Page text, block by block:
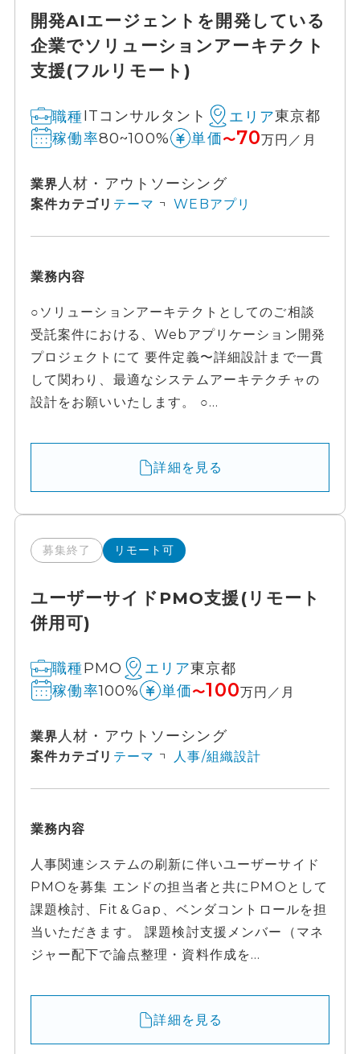
開発AIエージェントを開発している
企業でソリューションアーキテクト
支援(フルリモート)
職種ITコンサルタント エリア東京都
稼働率80~100% 単価〜70万円／月
業界 人材・アウトソーシング
案件カテゴリ テーマ WEBアプリ
業務内容
○ソリューションアーキテクトとしてのご相談
受託案件における、Webアプリケーション開発
プロジェクトにて 要件定義〜詳細設計まで一貫
して関わり、最適なシステムアーキテクチャの
設計をお願いいたします。 ○...
詳細を見る
募集終了 リモート可
ユーザーサイドPMO支援(リモート
併用可)
職種PMO エリア東京都
稼働率100% 単価〜100万円／月
業界 人材・アウトソーシング
案件カテゴリ テーマ 人事/組織設計
業務内容
人事関連システムの刷新に伴いユーザーサイド
PMOを募集 エンドの担当者と共にPMOとして
課題検討、Fit＆Gap、ベンダコントロールを担
当いただきます。 課題検討支援メンバー（マネ
ジャー配下で論点整理・資料作成を...
詳細を見る